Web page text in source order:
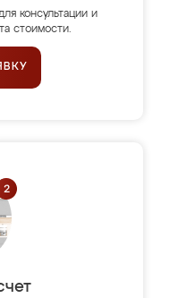
консультации и
стоимости.